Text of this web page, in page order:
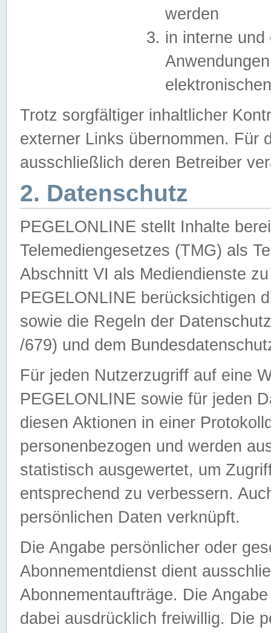
werden
in interne
Trotz sorgfältiger inhaltlicher
externer Links übernommen. Für
ausschließlich deren Betreiber
2. Datenschutz
PEGELONLINE stellt Inhalte
Telemediengesetzes (TMG) als
Abschnitt VI als Mediendienste
PEGELONLINE berücksichtigen
sowie die Regeln der
/679) und dem
Für jeden Nutzerzugriff auf eine
PEGELONLINE sowie für jeden
diesen Aktionen in einer
personenbezogen und werden
statistisch ausgewertet, um
entsprechend zu verbessern.
persönlichen Daten verknüpft.
Die Angabe persönlicher oder
Abonnementdienst dient
Abonnementaufträge. Die
dabei ausdrücklich freiwillig. Die